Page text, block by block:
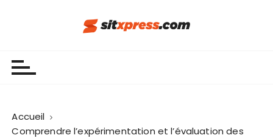
Accueil
Comprendre l’expérimentation et l’évaluation des